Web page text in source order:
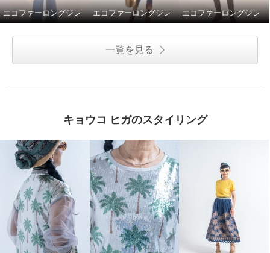
エコファーロングジレ エコファーロングジレ エコファーロングジレ
一覧を見る
キョウコ ヒガのスタイリング